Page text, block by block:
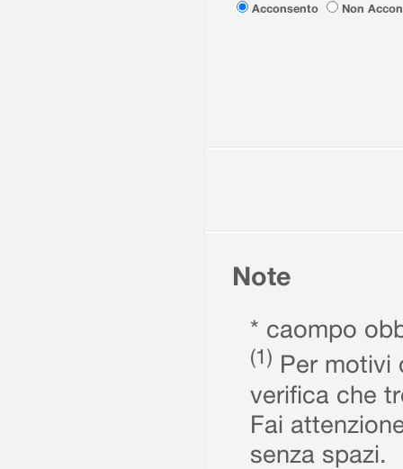
Acconsento
Non
Note
* caompo
(1) Per motivi
verifica che
Fai
senza spazi.